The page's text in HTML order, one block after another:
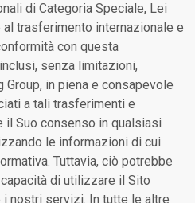
di Categoria Speciale, Lei
trasferimento internazionale e
con questa
senza limitazioni,
in piena e consapevole
a tali trasferimenti e
il Suo consenso in qualsiasi
le informazioni di cui
Tuttavia, ciò potrebbe
di utilizzare il Sito
nostri servizi. In tutte le altre